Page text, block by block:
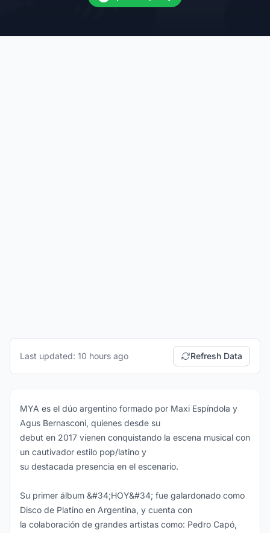
Last updated: 10 hours ago Refresh Data
MYA es el dúo argentino formado por Maxi Espíndola y
Agus Bernasconi, quienes desde su
debut en 2017 vienen conquistando la escena musical con
un cautivador estilo pop/latino y
su destacada presencia en el escenario.
Su primer álbum &#34;HOY&#34; fue galardonado como
Disco de Platino en Argentina, y cuenta con
la colaboración de grandes artistas como: Pedro Capó,